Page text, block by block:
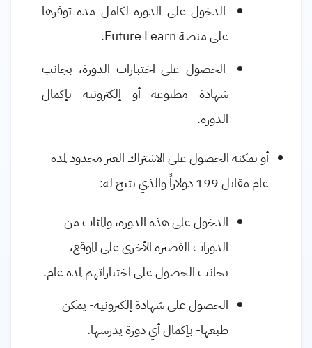
الدخول على الدورة لكامل مدة توفرها
على منصةFuture Learn
.
الحصول على اختبارات الدورة، بجانب
شهادة مطبوعة أو إلكترونية بإكمال
الدورة.
أو يمكنه الحصول على الاشتراك الغير محدود لمدة
عام مقابل 199 دولاراً والذي يتيح له:
الدخول على هذه الدورة، والمئات من
الدورات القصيرة الأخرى على الموقع،
بجانب الحصول على اختباراتهم لمدة عام.
الحصول على شهادة إلكترونية- يمكن
طبعها- بإكمال أي دورة يدرسها.